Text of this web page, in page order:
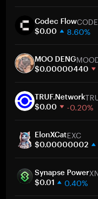
30 días
Capitalización de
Codec Flow
$0.00 8.60%
30 días
Capitalización de
MOO DENG
$0.00000440
30 días
Capitalización de
TRUF.Network
$0.00 -0.20%
30 días
Capitalización de
ElonXCatEXC
$0.00000002
30 días
Capitalización de
Synapse Power
$0.01 0.40%